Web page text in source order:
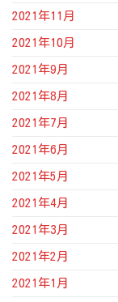
2021年11月
2021年10月
2021年9月
2021年8月
2021年7月
2021年6月
2021年5月
2021年4月
2021年3月
2021年2月
2021年1月